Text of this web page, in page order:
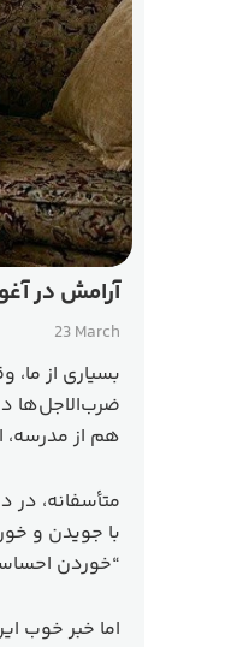
آرامش در
23 March
بسیاری از
ضرب‌الاجل‌ها
هم از مدرسه،
متأسفانه، در
با جویدن و
“خوردن
اما خبر خوب